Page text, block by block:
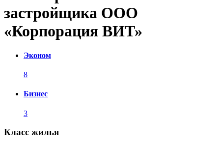
застройщика ООО
«Корпорация ВИТ»
Эконом
8
Бизнес
3
Класс жилья